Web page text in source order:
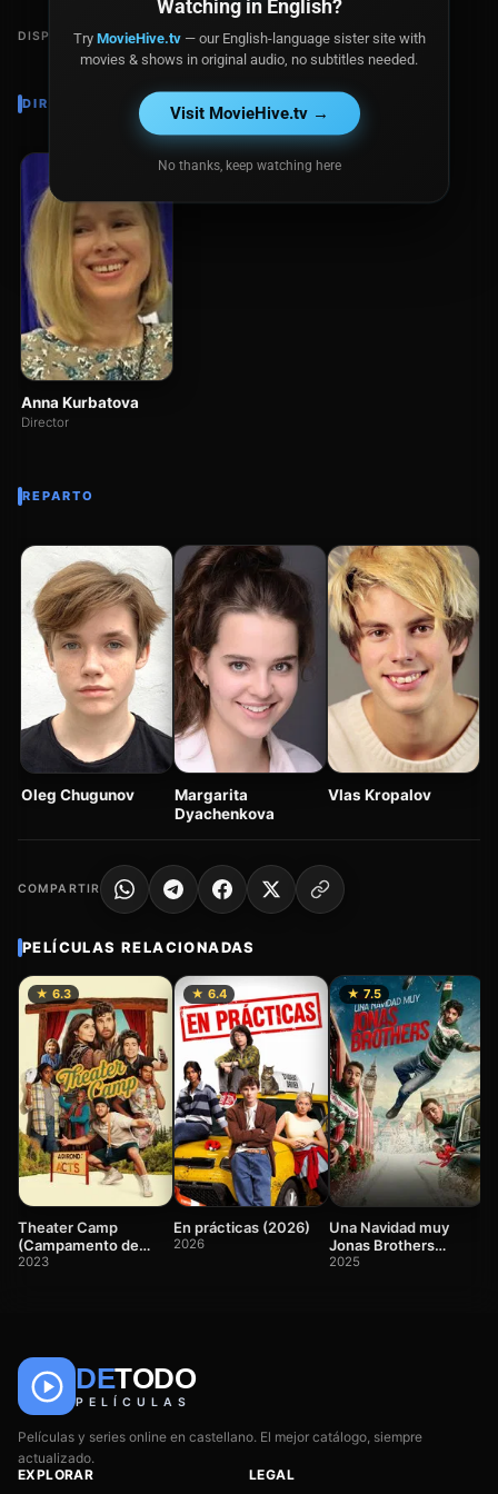
DISPONIBLE EN
DIRECTOR
Anna Kurbatova
Director
REPARTO
Oleg Chugunov
Margarita
Dyachenkova
Vlas Kropalov
COMPARTIR
PELÍCULAS RELACIONADAS
★ 6.3
Theater Camp
(Campamento de
Teatro)
2023
★ 6.4
En prácticas (2026)
2026
★ 7.5
Una Navidad muy
Jonas Brothers
(2025)
2025
DETODO
PELÍCULAS
Películas y series online en castellano. El mejor catálogo, siempre
actualizado.
EXPLORAR
LEGAL
Watching in English?
Try MovieHive.tv— our English-language sister site with
movies & shows in original audio, no subtitles needed.
Visit MovieHive.tv →
No thanks, keep watching here
🎬
Películas